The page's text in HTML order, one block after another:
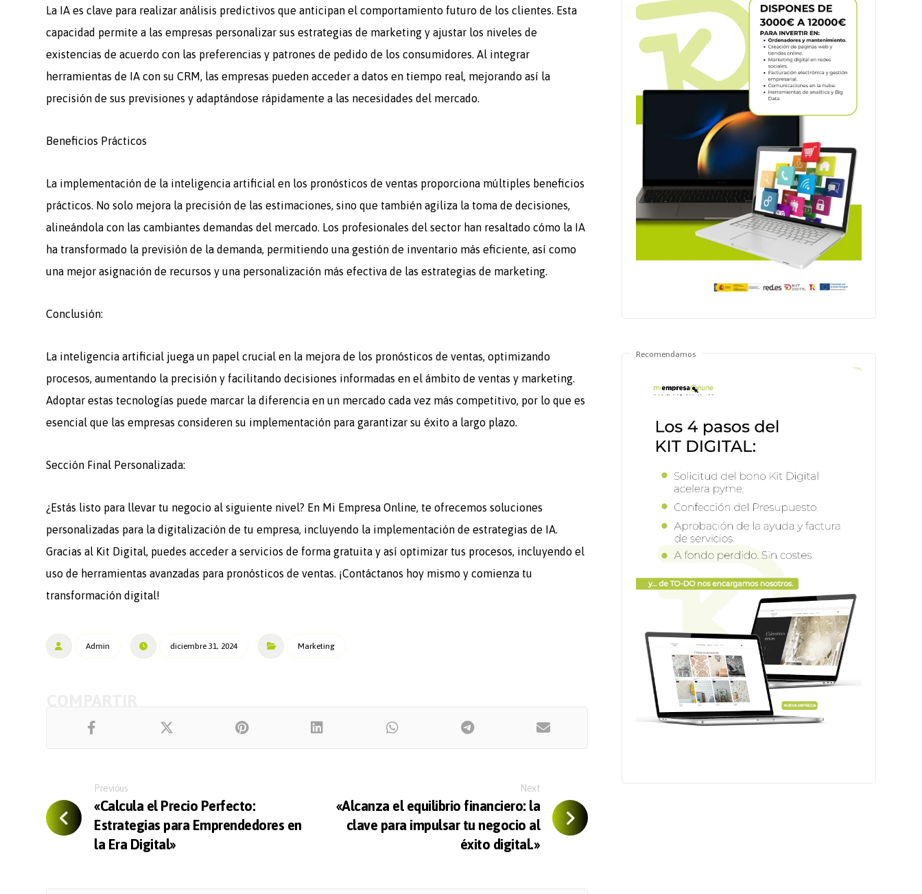
La IA es clave para realizar análisis predictivos que anticipan el comportamiento futuro de los clientes. Esta
capacidad permite a las empresas personalizar sus estrategias de marketing y ajustar los niveles de
existencias de acuerdo con las preferencias y patrones de pedido de los consumidores. Al integrar
herramientas de IA con su CRM, las empresas pueden acceder a datos en tiempo real, mejorando así la
precisión de sus previsiones y adaptándose rápidamente a las necesidades del mercado.
Beneficios Prácticos
La implementación de la inteligencia artificial en los pronósticos de ventas proporciona múltiples beneficios
prácticos. No solo mejora la precisión de las estimaciones, sino que también agiliza la toma de decisiones,
alineándola con las cambiantes demandas del mercado. Los profesionales del sector han resaltado cómo la IA
ha transformado la previsión de la demanda, permitiendo una gestión de inventario más eficiente, así como
una mejor asignación de recursos y una personalización más efectiva de las estrategias de marketing.
Conclusión:
La inteligencia artificial juega un papel crucial en la mejora de los pronósticos de ventas, optimizando
procesos, aumentando la precisión y facilitando decisiones informadas en el ámbito de ventas y marketing.
Adoptar estas tecnologías puede marcar la diferencia en un mercado cada vez más competitivo, por lo que es
esencial que las empresas consideren su implementación para garantizar su éxito a largo plazo.
Sección Final Personalizada:
¿Estás listo para llevar tu negocio al siguiente nivel? En Mi Empresa Online, te ofrecemos soluciones
personalizadas para la digitalización de tu empresa, incluyendo la implementación de estrategias de IA.
Gracias al Kit Digital, puedes acceder a servicios de forma gratuita y así optimizar tus procesos, incluyendo el
uso de herramientas avanzadas para pronósticos de ventas. ¡Contáctanos hoy mismo y comienza tu
transformación digital!
Admin diciembre 31, 2024 Marketing
Previous
«Calcula el Precio Perfecto:
Estrategias para Emprendedores en
la Era Digital»
Next
«Alcanza el equilibrio financiero: la
clave para impulsar tu negocio al
éxito digital.»
Recomendamos